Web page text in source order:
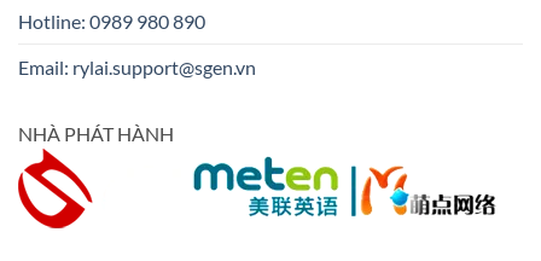
Hotline: 0989 980 890
Email: rylai.support@sgen.vn
NHÀ PHÁT HÀNH